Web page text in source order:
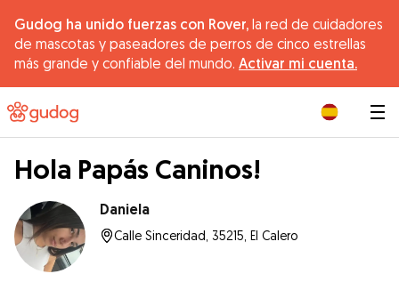
Gudog ha unido fuerzas con Rover, la red de cuidadores
de mascotas y paseadores de perros de cinco estrellas
más grande y confiable del mundo. Activar mi cuenta.
Hola Papás Caninos!
Daniela
Calle Sinceridad, 35215, El Calero